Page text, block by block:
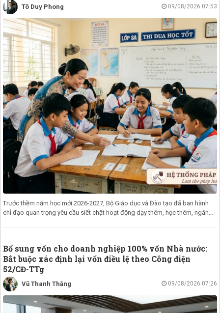
Trước thềm năm học mới 2026-2027, Bộ Giáo dục và Đào tạo đã ban hành
chỉ đạo quan trọng yêu cầu siết chặt hoạt động dạy thêm, học thêm, ngăn
Tô Duy Phong 09/08/2026 07:53
Bổ sung vốn cho doanh nghiệp 100% vốn Nhà nước:
Bắt buộc xác định lại vốn điều lệ theo Công điện
52/CĐ-TTg
Vũ Thanh Thắng 09/08/2026 07:26